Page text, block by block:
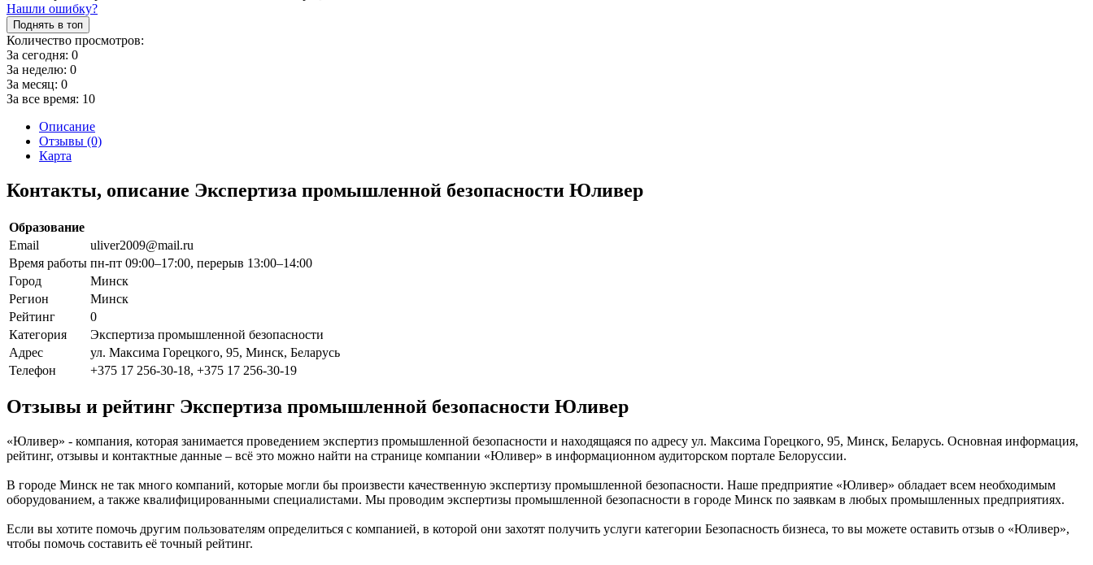
Нашли ошибку?
Поднять в топ
Количество просмотров:
За сегодня: 0
За неделю: 0
За месяц: 0
За все время: 10
Описание
Отзывы (0)
Карта
Контакты, описание Экспертиза промышленной безопасности Юливер
Образование
Email
uliver2009@mail.ru
Время работы пн-пт 09:00–17:00, перерыв 13:00–14:00
Город
Минск
Регион
Минск
Рейтинг
0
Категория
Экспертиза промышленной безопасности
Адрес
ул. Максима Горецкого, 95, Минск, Беларусь
Телефон
+375 17 256-30-18, +375 17 256-30-19
Отзывы и рейтинг Экспертиза промышленной безопасности Юливер
«Юливер» - компания, которая занимается проведением экспертиз промышленной безопасности и находящаяся по адресу ул. Максима Горецкого, 95, Минск, Беларусь. Основная информация,
рейтинг, отзывы и контактные данные – всё это можно найти на странице компании «Юливер» в информационном аудиторском портале Белоруссии.
В городе Минск не так много компаний, которые могли бы произвести качественную экспертизу промышленной безопасности. Наше предприятие «Юливер» обладает всем необходимым
оборудованием, а также квалифицированными специалистами. Мы проводим экспертизы промышленной безопасности в городе Минск по заявкам в любых промышленных предприятиях.
Если вы хотите помочь другим пользователям определиться с компанией, в которой они захотят получить услуги категории Безопасность бизнеса, то вы можете оставить отзыв о «Юливер»,
чтобы помочь составить её точный рейтинг.